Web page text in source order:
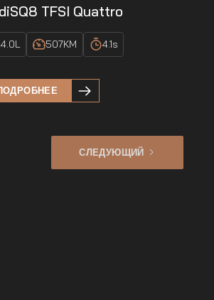
SQ8 TFSI Quattro
4.0L 507KM 4.1s
СЛЕДУЮЩИЙ